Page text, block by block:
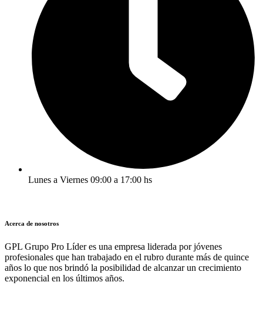
Lunes a Viernes 09:00 a 17:00 hs
Acerca de nosotros
GPL Grupo Pro Líder es una empresa liderada por jóvenes
profesionales que han trabajado en el rubro durante más de quince
años lo que nos brindó la posibilidad de alcanzar un crecimiento
exponencial en los últimos años.